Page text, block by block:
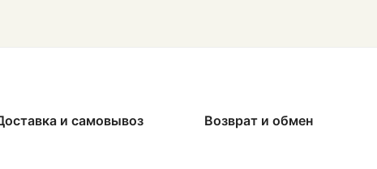
и самовывоз Возврат и обмен